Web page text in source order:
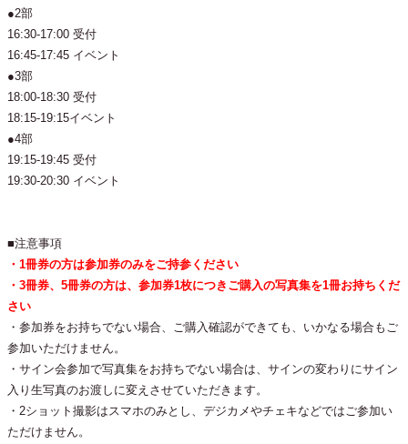
●2部
16:30-17:00 受付
16:45-17:45 イベント
●3部
18:00-18:30 受付
18:15-19:15イベント
●4部
19:15-19:45 受付
19:30-20:30 イベント
■注意事項
・1冊券の方は参加券のみをご持参ください
・3冊券、5冊券の方は、参加券1枚につきご購入の写真集を1冊お持ちくだ
さい
・参加券をお持ちでない場合、ご購入確認ができても、いかなる場合もご
参加いただけません。
・サイン会参加で写真集をお持ちでない場合は、サインの変わりにサイン
入り生写真のお渡しに変えさせていただきます。
・2ショット撮影はスマホのみとし、デジカメやチェキなどではご参加い
ただけません。